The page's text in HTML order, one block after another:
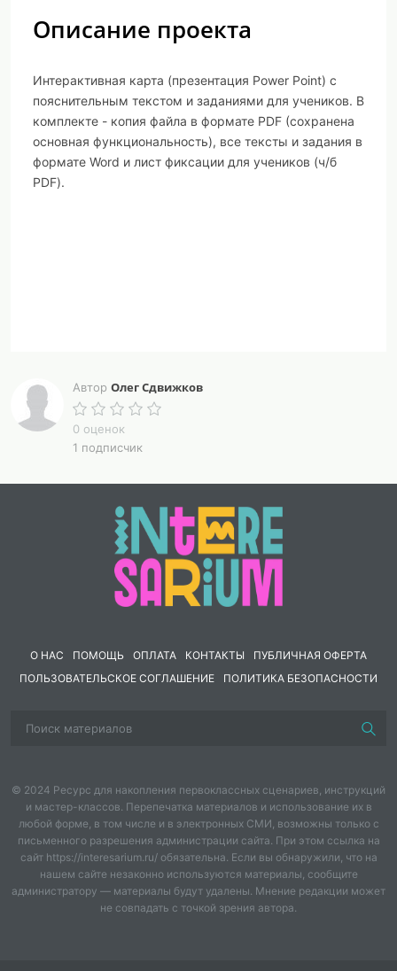
Описание проекта
Интерактивная карта (презентация Power Point) с
пояснительным текстом и заданиями для учеников. В
комплекте - копия файла в формате PDF (сохранена
основная функциональность), все тексты и задания в
формате Word и лист фиксации для учеников (ч/б
PDF).
Автор Олег Сдвижков
0 оценок
1 подписчик
О НАС ПОМОЩЬ ОПЛАТА КОНТАКТЫ
ПУБЛИЧНАЯ ОФЕРТА
ПОЛЬЗОВАТЕЛЬСКОЕ СОГЛАШЕНИЕ
ПОЛИТИКА БЕЗОПАСНОСТИ
© 2024 Ресурс для накопления первоклассных сценариев, инструкций
и мастер-классов. Перепечатка материалов и использование их в
любой форме, в том числе и в электронных СМИ, возможны только с
письменного разрешения администрации сайта. При этом ссылка на
сайт https://interesarium.ru/ обязательна. Если вы обнаружили, что на
нашем сайте незаконно используются материалы, сообщите
администратору — материалы будут удалены. Мнение редакции может
не совпадать с точкой зрения автора.